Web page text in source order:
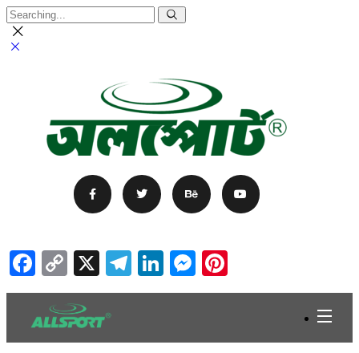
Facebook
Copy
Link
X Telegram
LinkedIn
Messenger